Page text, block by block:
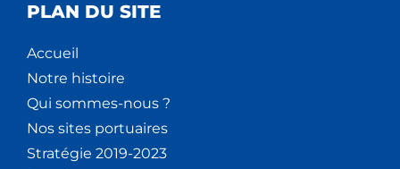
PLAN DU SITE
Accueil
Notre histoire
Qui sommes-nous ?
Nos sites portuaires
Stratégie 2019-2023